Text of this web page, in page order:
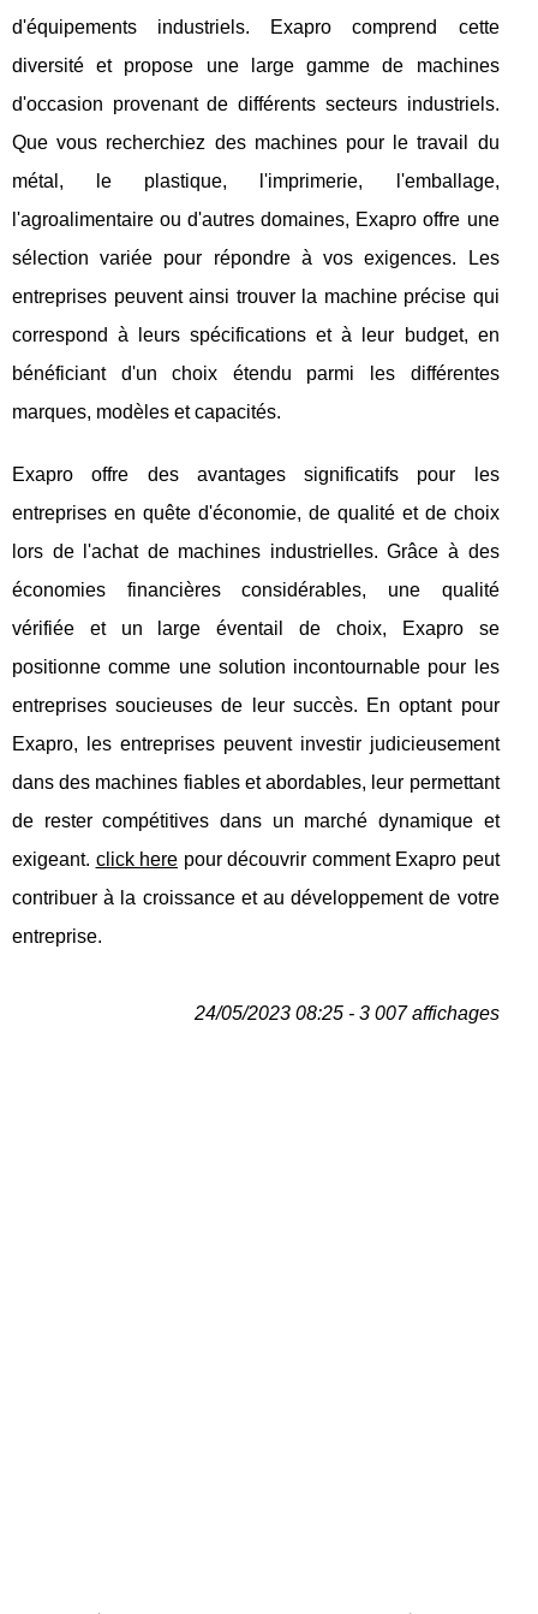
d'équipements industriels. Exapro comprend cette
diversité et propose une large gamme de machines
d'occasion provenant de différents secteurs industriels.
Que vous recherchiez des machines pour le travail du
métal, le plastique, l'imprimerie, l'emballage,
l'agroalimentaire ou d'autres domaines, Exapro offre une
sélection variée pour répondre à vos exigences. Les
entreprises peuvent ainsi trouver la machine précise qui
correspond à leurs spécifications et à leur budget, en
bénéficiant d'un choix étendu parmi les différentes
marques, modèles et capacités.
Exapro offre des avantages significatifs pour les
entreprises en quête d'économie, de qualité et de choix
lors de l'achat de machines industrielles. Grâce à des
économies financières considérables, une qualité
vérifiée et un large éventail de choix, Exapro se
positionne comme une solution incontournable pour les
entreprises soucieuses de leur succès. En optant pour
Exapro, les entreprises peuvent investir judicieusement
dans des machines fiables et abordables, leur permettant
de rester compétitives dans un marché dynamique et
exigeant. click here pour découvrir comment Exapro peut
contribuer à la croissance et au développement de votre
entreprise.
24/05/2023 08:25 - 3 007 affichages